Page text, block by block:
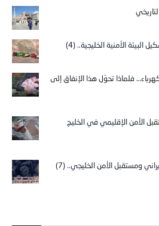
البيئة الأمنية الخليجية.. (4)
فلماذا تحوّل هذا الإنفاق إلى
الأمن الإقليمي في الخليج
ومستقبل الأمن الخليجي.. (7)